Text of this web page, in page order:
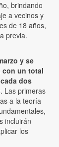
brindando
a vecinos y
de 18 años,
previa.
y se
con un total
dos
. Las primeras
a la teoría
incluirán
los